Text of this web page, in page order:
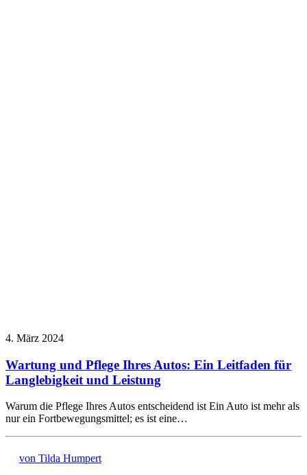
4. März 2024
Wartung und Pflege Ihres Autos: Ein Leitfaden für
Langlebigkeit und Leistung
Warum die Pflege Ihres Autos entscheidend ist Ein Auto ist mehr als
nur ein Fortbewegungsmittel; es ist eine…
von Tilda Humpert